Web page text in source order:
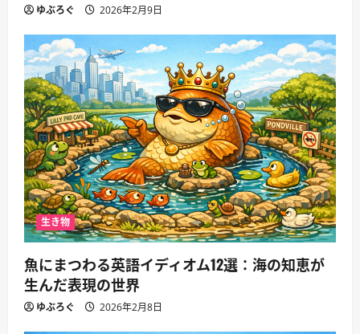
ゆぶろぐ 2026年2月9日
生き物
魚にまつわる英語イディオム12選：海の知恵が
生んだ表現の世界
ゆぶろぐ 2026年2月8日